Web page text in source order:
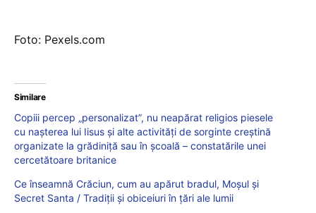
Foto: Pexels.com
Similare
Copiii percep „personalizat”, nu neapărat religios piesele
cu nașterea lui Iisus și alte activități de sorginte creștină
organizate la grădiniță sau în școală – constatările unei
cercetătoare britanice
Ce înseamnă Crăciun, cum au apărut bradul, Moșul și
Secret Santa / Tradiţii şi obiceiuri în ţări ale lumii